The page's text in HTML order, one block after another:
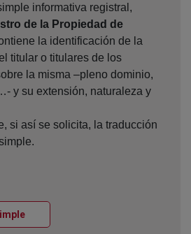
informativa registral,
de la Propiedad de
la identificación de la
titular o titulares de los
la misma –pleno dominio,
y su extensión, naturaleza y
si así se solicita, la traducción
Ventana nueva